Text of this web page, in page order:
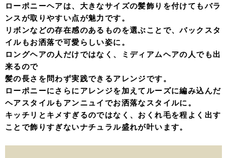
ローポニーヘアは、大きなサイズの髪飾りを付けてもバラ
ンスが取りやすい点が魅力です。
リボンなどの存在感のあるものを選ぶことで、バックスタ
イルもお洒落で可愛らしい姿に。
ロングヘアの人だけではなく、ミディアムヘアの人でも出
来るので
髪の長さを問わず実践できるアレンジです。
ローポニーにさらにアレンジを加えてルーズに編み込んだ
ヘアスタイルもアンニュイでお洒落なスタイルに。
キッチリとキメすぎるのではなく、おくれ毛を程よく出す
ことで飾りすぎないナチュラル盛れが叶います。